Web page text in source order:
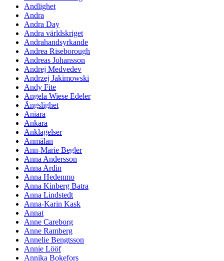
Andlighet
Andra
Andra Day
Andra världskriget
Andrahandsyrkande
Andrea Riseborough
Andreas Johansson
Andrej Medvedev
Andrzej Jakimowski
Andy Fite
Angela Wiese Edeler
Ängslighet
Aniara
Ankara
Anklagelser
Anmälan
Ann-Marie Begler
Anna Andersson
Anna Ardin
Anna Hedenmo
Anna Kinberg Batra
Anna Lindstedt
Anna-Karin Kask
Annat
Anne Careborg
Anne Ramberg
Annelie Bengtsson
Annie Lööf
Annika Bokefors